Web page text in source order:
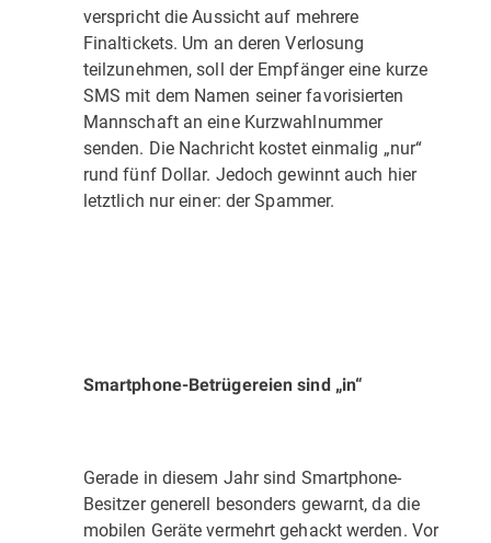
verspricht die Aussicht auf mehrere
Finaltickets. Um an deren Verlosung
teilzunehmen, soll der Empfänger eine kurze
SMS mit dem Namen seiner favorisierten
Mannschaft an eine Kurzwahlnummer
senden. Die Nachricht kostet einmalig „nur“
rund fünf Dollar. Jedoch gewinnt auch hier
letztlich nur einer: der Spammer.
Smartphone-Betrügereien sind „in“
Gerade in diesem Jahr sind Smartphone-
Besitzer generell besonders gewarnt, da die
mobilen Geräte vermehrt gehackt werden. Vor